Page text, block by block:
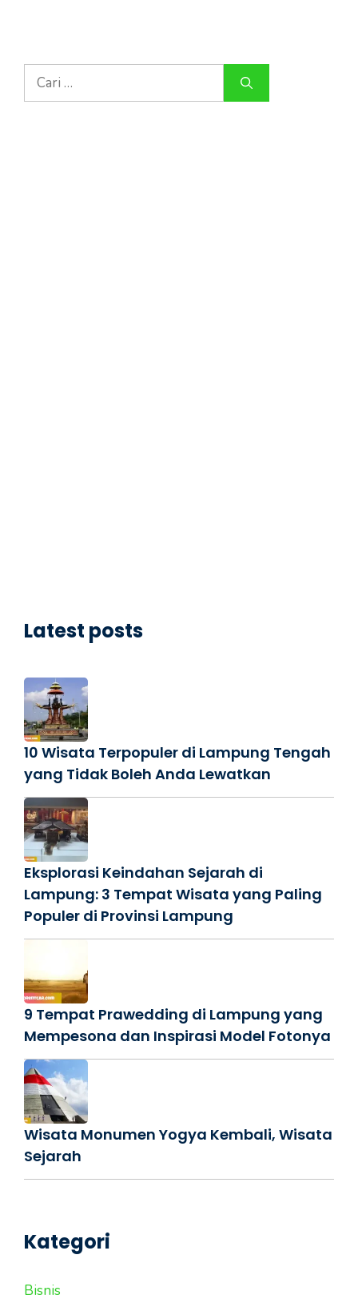
Cari
untuk:
Latest posts
10 Wisata Terpopuler di Lampung Tengah
yang Tidak Boleh Anda Lewatkan
Eksplorasi Keindahan Sejarah di
Lampung: 3 Tempat Wisata yang Paling
Populer di Provinsi Lampung
9 Tempat Prawedding di Lampung yang
Mempesona dan Inspirasi Model Fotonya
Wisata Monumen Yogya Kembali, Wisata
Sejarah
Kategori
Bisnis